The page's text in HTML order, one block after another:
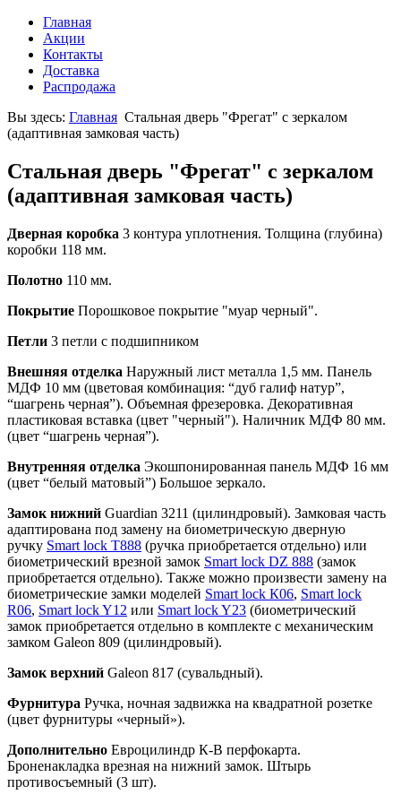
Главная
Акции
Контакты
Доставка
Распродажа
Вы здесь: Главная Стальная дверь "Фрегат" с зеркалом
(адаптивная замковая часть)
Стальная дверь "Фрегат" с зеркалом
(адаптивная замковая часть)
Дверная коробка 3 контура уплотнения. Толщина (глубина)
коробки 118 мм.
Полотно 110 мм.
Покрытие Порошковое покрытие "муар черный".
Петли 3 петли с подшипником
Внешняя отделка Наружный лист металла 1,5 мм. Панель
МДФ 10 мм (цветовая комбинация: “дуб галиф натур”,
“шагрень черная”). Объемная фрезеровка. Декоративная
пластиковая вставка (цвет "черный"). Наличник МДФ 80 мм.
(цвет “шагрень черная”).
Внутренняя отделка Экошпонированная панель МДФ 16 мм
(цвет “белый матовый”) Большое зеркало.
Замок нижний Guardian 3211 (цилиндровый). Замковая часть
адаптирована под замену на биометрическую дверную
ручку Smart lock T888 (ручка приобретается отдельно) или
биометрический врезной замок Smart lock DZ 888 (замок
приобретается отдельно). Также можно произвести замену на
биометрические замки моделей Smart lock К06, Smart lock
R06, Smart lock Y12 или Smart lock Y23 (биометрический
замок приобретается отдельно в комплекте с механическим
замком Galeon 809 (цилиндровый).
Замок верхний Galeon 817 (сувальдный).
Фурнитура Ручка, ночная задвижка на квадратной розетке
(цвет фурнитуры «черный»).
Дополнительно Евроцилиндр К-В перфокарта.
Броненакладка врезная на нижний замок. Штырь
противосъемный (3 шт).